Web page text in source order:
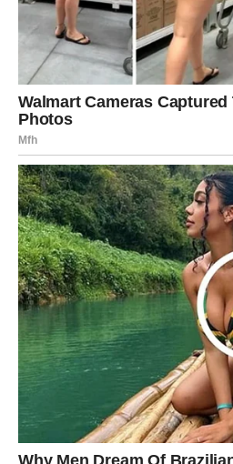
površinu, čak i ako ste ih dugo
kojem se odnosi ili produbljuju
završavaju jer su opstajali samo
gubitka.
Za Rakove koji su davali više
sada vraća ravnotežu. Više ne
zadovoljavate mrvicama ljubavi.
ILIUZIJA DA
ŽRTVU
Jedna od najvećih iluzija koju
jeste uverenje da prava ljubav
žrtvuje. Vi ste često stavljali
verujući da ćete tako sačuvati
pokazuje da ljubav koja zahteva
ljubav – već emotivna